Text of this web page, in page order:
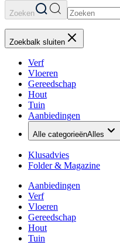
Zoeken
Zoekbalk sluiten
Verf
Vloeren
Gereedschap
Hout
Tuin
Aanbiedingen
Alle categorieënAlles
Klusadvies
Folder & Magazine
Aanbiedingen
Verf
Vloeren
Gereedschap
Hout
Tuin